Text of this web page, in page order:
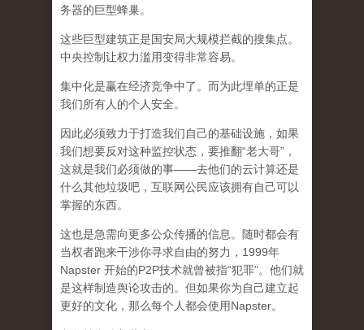
务器的巨型蜂巢。
这些巨型建筑正是国安局大规模拦截的搜集点。
中央控制让权力滥用变得非常容易。
集中化是赢在经济竞争中了。而为此埋单的正是
我们所有人的个人安全。
因此必须致力于打造我们自己的基础设施，如果
我们想要反对这种监控状态，要推翻“老大哥”，
这就是我们必须做的事——去他们的云计算还是
什么其他垃圾吧，互联网公民应该拥有自己可以
掌握的东西。
这也是急需向更多公众传播的信息。随时都会有
当权者跑来干涉你寻求自由的努力，1999年
Napster 开始的P2P技术就曾被指“犯罪”。他们就
是这样制造舆论攻击的。但如果你为自己建立起
更好的文化，那么每个人都会使用Napster。